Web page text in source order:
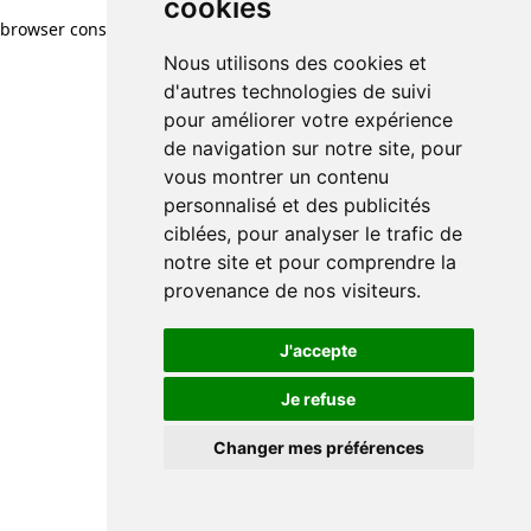
cookies
Nous utilisons des cookies et
d'autres technologies de suivi
pour améliorer votre expérience
de navigation sur notre site, pour
vous montrer un contenu
personnalisé et des publicités
ciblées, pour analyser le trafic de
notre site et pour comprendre la
provenance de nos visiteurs.
J'accepte
Je refuse
Changer mes préférences
browser console for more information)